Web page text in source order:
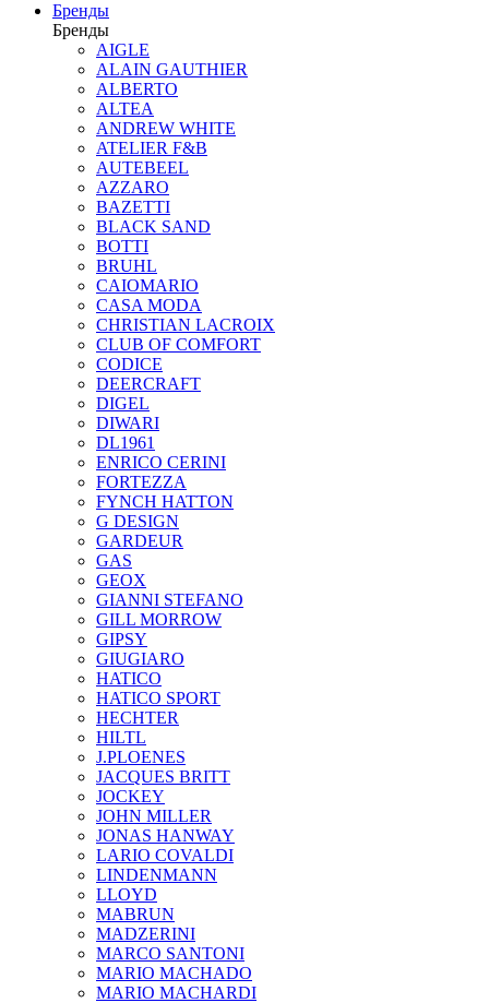
Бренды
Бренды
AIGLE
ALAIN GAUTHIER
ALBERTO
ALTEA
ANDREW WHITE
ATELIER F&B
AUTEBEEL
AZZARO
BAZETTI
BLACK SAND
BOTTI
BRUHL
CAIOMARIO
CASA MODA
CHRISTIAN LACROIX
CLUB OF COMFORT
CODICE
DEERCRAFT
DIGEL
DIWARI
DL1961
ENRICO CERINI
FORTEZZA
FYNCH HATTON
G DESIGN
GARDEUR
GAS
GEOX
GIANNI STEFANO
GILL MORROW
GIPSY
GIUGIARO
HATICO
HATICO SPORT
HECHTER
HILTL
J.PLOENES
JAСQUES BRITT
JOCKEY
JOHN MILLER
JONAS HANWAY
LARIO COVALDI
LINDENMANN
LLOYD
MABRUN
MADZERINI
MARCO SANTONI
MARIO MACHADO
MARIO MACHARDI